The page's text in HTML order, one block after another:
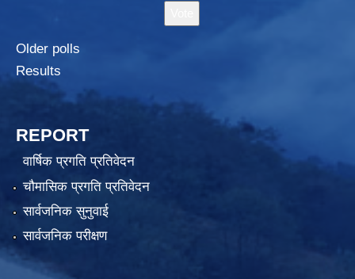
Older polls
Results
REPORT
वार्षिक प्रगति प्रतिवेदन
चौमासिक प्रगति प्रतिवेदन
सार्वजनिक सुनुवाई
सार्वजनिक परीक्षण